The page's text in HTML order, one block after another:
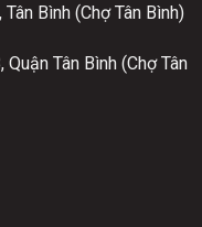
Bình (Chợ Tân Bình)
Tân Bình (Chợ Tân